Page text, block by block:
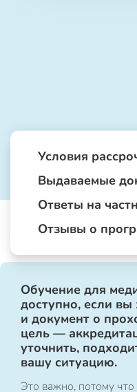
Условия
Выдаваемые
Ответы на
Отзывы о
Обучение для
доступно, если вы
и документ о
цель —
уточнить,
вашу ситуацию.
Это важно, потому